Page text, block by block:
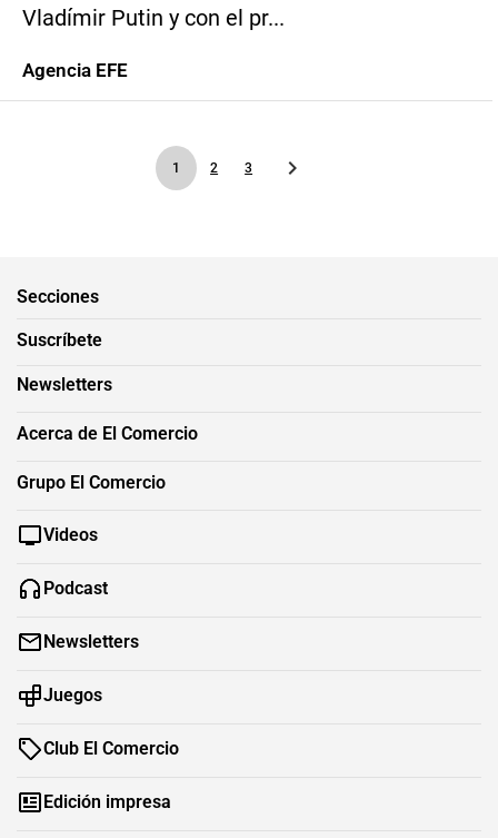
Vladímir Putin y con el pr...
Agencia EFE
1 2 3
Secciones
Suscríbete
Newsletters
Acerca de El Comercio
Grupo El Comercio
Videos
Podcast
Newsletters
Juegos
Club El Comercio
Edición impresa